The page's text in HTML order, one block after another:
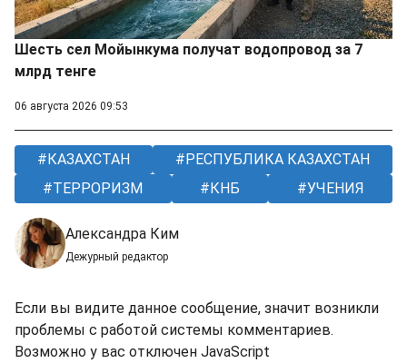
Шесть сел Мойынкума получат водопровод за 7
млрд тенге
06 августа 2026 09:53
КАЗАХСТАН
РЕСПУБЛИКА КАЗАХСТАН
ТЕРРОРИЗМ
КНБ УЧЕНИЯ
Александра Ким
Дежурный редактор
Если вы видите данное сообщение, значит возникли
проблемы с работой системы комментариев.
Возможно у вас отключен JavaScript